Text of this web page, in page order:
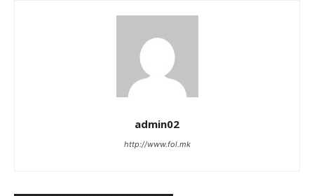
admin02
http://www.fol.mk